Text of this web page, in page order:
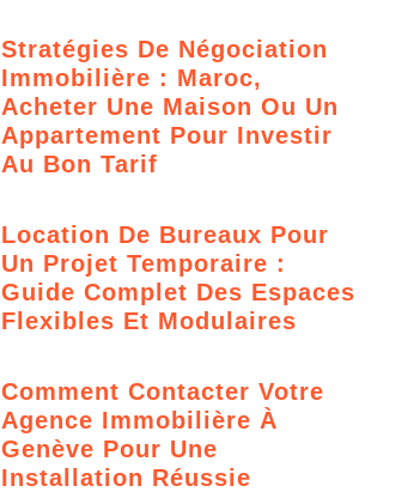
Stratégies De Négociation
Immobilière : Maroc,
Acheter Une Maison Ou Un
Appartement Pour Investir
Au Bon Tarif
Location De Bureaux Pour
Un Projet Temporaire :
Guide Complet Des Espaces
Flexibles Et Modulaires
Comment Contacter Votre
Agence Immobilière À
Genève Pour Une
Installation Réussie